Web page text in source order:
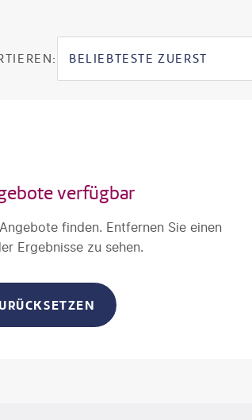
BELIEBTESTE ZUERST
verfügbar
finden. Entfernen Sie einen
Ergebnisse zu sehen.